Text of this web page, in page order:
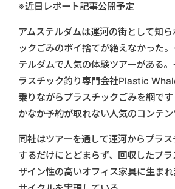
※近日レポート記事公開予定
アムステルダムは運河の街として知
ックごみのポイ捨てが絶えなかった
テルダムで人気の体験ツアーがある
ラスチック釣り専門会社Plastic
乗りながらプラスチックごみを網で
かなか予約が取れない人気のコンテン
同社はツアーを通して運河からプラ
するだけにとどまらず、回収したプ
ザイン性の高いオフィス家具に生ま